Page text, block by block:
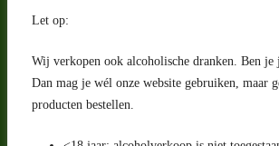
Let op:
Wij verkopen ook alcoholische dranken. Ben je
Dan mag je wél onze website gebruiken, maar
producten bestellen.
Herroepingsrecht
Bij bezorging van alcoholhoudende dranken